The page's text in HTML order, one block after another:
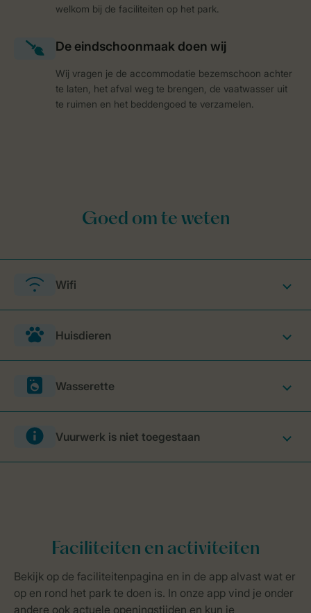
welkom bij de faciliteiten op het park.
Wij vragen je de accommodatie bezemschoon achter
te laten, het afval weg te brengen, de vaatwasser uit
te ruimen en het beddengoed te verzamelen.
Wifi
Huisdieren
Wasserette
Vuurwerk is niet toegestaan